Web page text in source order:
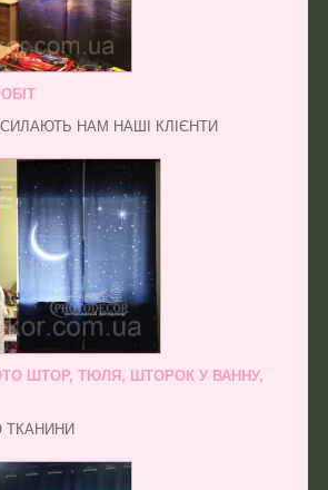
НАМ НАШІ КЛІЄНТИ
ШТОР, ТЮЛЯ, ШТОРОК У ВАННУ,
ТКАНИНИ